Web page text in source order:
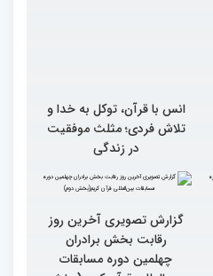
انس با قرآن، توکل به خدا و
تلاش فردی؛ مثلث موفقیت
در زندگی